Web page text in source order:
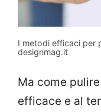
I metodi efficaci per
designmag.it
Ma come
efficace e al